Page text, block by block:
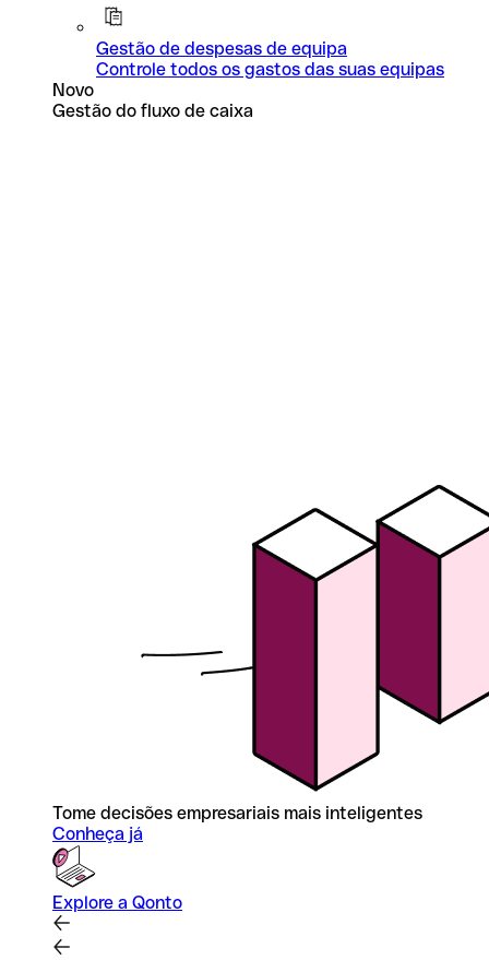
Gestão de despesas de equipa
Controle todos os gastos das suas equipas
Novo
Gestão do fluxo de caixa
Tome decisões empresariais mais inteligentes
Conheça já
Explore a Qonto